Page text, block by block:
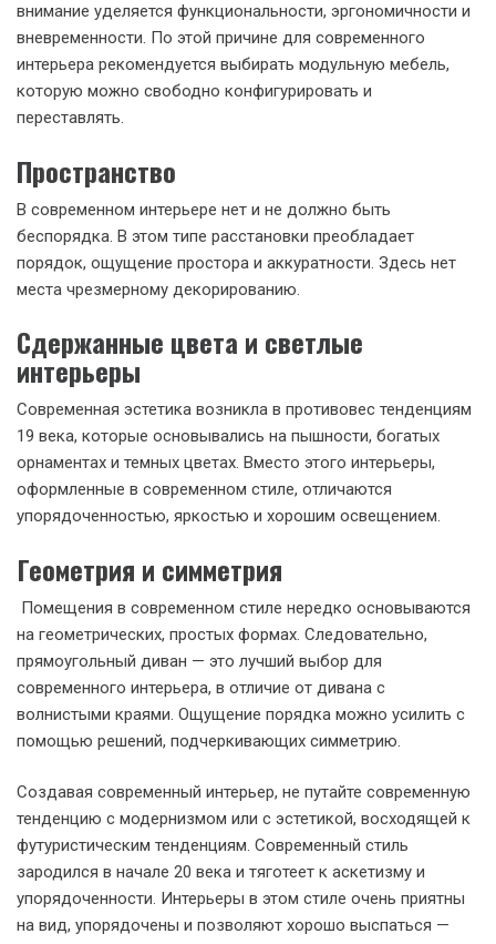
внимание уделяется функциональности, эргономичности и
вневременности. По этой причине для современного
интерьера рекомендуется выбирать модульную мебель,
которую можно свободно конфигурировать и
переставлять.
Пространство
В современном интерьере нет и не должно быть
беспорядка. В этом типе расстановки преобладает
порядок, ощущение простора и аккуратности. Здесь нет
места чрезмерному декорированию.
Сдержанные цвета и светлые
интерьеры
Современная эстетика возникла в противовес тенденциям
19 века, которые основывались на пышности, богатых
орнаментах и темных цветах. Вместо этого интерьеры,
оформленные в современном стиле, отличаются
упорядоченностью, яркостью и хорошим освещением.
Геометрия и симметрия
Помещения в современном стиле нередко основываются
на геометрических, простых формах. Следовательно,
прямоугольный диван — это лучший выбор для
современного интерьера, в отличие от дивана с
волнистыми краями. Ощущение порядка можно усилить с
помощью решений, подчеркивающих симметрию.
Создавая современный интерьер, не путайте современную
тенденцию с модернизмом или с эстетикой, восходящей к
футуристическим тенденциям. Современный стиль
зародился в начале 20 века и тяготеет к аскетизму и
упорядоченности. Интерьеры в этом стиле очень приятны
на вид, упорядочены и позволяют хорошо выспаться —